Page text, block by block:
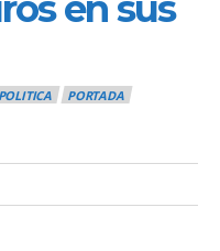
POLITICA
PORTADA